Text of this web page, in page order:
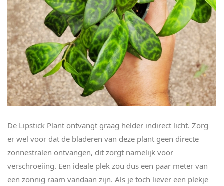
De Lipstick Plant ontvangt graag helder indirect licht. Zorg
er wel voor dat de bladeren van deze plant geen directe
zonnestralen ontvangen, dit zorgt namelijk voor
verschroeiing. Een ideale plek zou dus een paar meter van
een zonnig raam vandaan zijn. Als je toch liever een plekje